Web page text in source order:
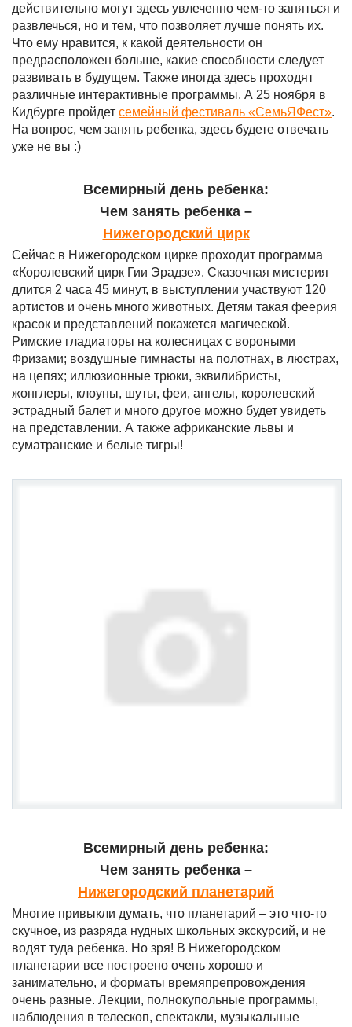
действительно могут здесь увлеченно чем-то заняться и
развлечься, но и тем, что позволяет лучше понять их.
Что ему нравится, к какой деятельности он
предрасположен больше, какие способности следует
развивать в будущем. Также иногда здесь проходят
различные интерактивные программы. А 25 ноября в
Кидбурге пройдет семейный фестиваль «СемьЯФест».
На вопрос, чем занять ребенка, здесь будете отвечать
уже не вы :)
Всемирный день ребенка:
Чем занять ребенка –
Нижегородский цирк
Сейчас в Нижегородском цирке проходит программа
«Королевский цирк Гии Эрадзе». Сказочная мистерия
длится 2 часа 45 минут, в выступлении участвуют 120
артистов и очень много животных. Детям такая феерия
красок и представлений покажется магической.
Римские гладиаторы на колесницах с вороными
Фризами; воздушные гимнасты на полотнах, в люстрах,
на цепях; иллюзионные трюки, эквилибристы,
жонглеры, клоуны, шуты, феи, ангелы, королевский
эстрадный балет и много другое можно будет увидеть
на представлении. А также африканские львы и
суматранские и белые тигры!
Всемирный день ребенка:
Чем занять ребенка –
Нижегородский планетарий
Многие привыкли думать, что планетарий – это что-то
скучное, из разряда нудных школьных экскурсий, и не
водят туда ребенка. Но зря! В Нижегородском
планетарии все построено очень хорошо и
занимательно, и форматы времяпрепровождения
очень разные. Лекции, полнокупольные программы,
наблюдения в телескоп, спектакли, музыкальные